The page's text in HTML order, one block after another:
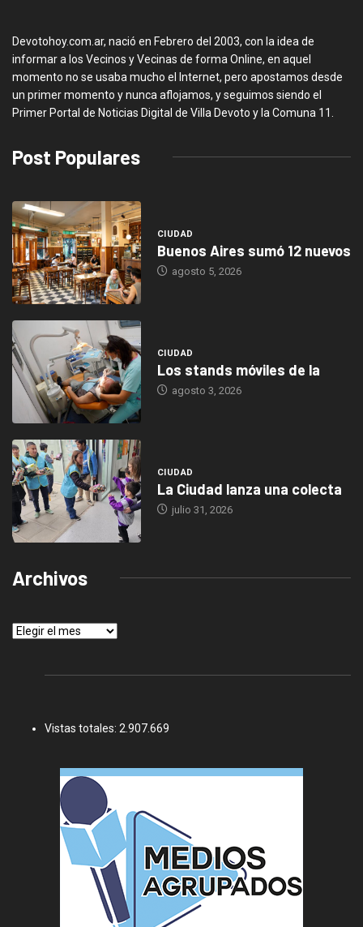
Devotohoy.com.ar, nació en Febrero del 2003, con la idea de
informar a los Vecinos y Vecinas de forma Online, en aquel
momento no se usaba mucho el Internet, pero apostamos desde
un primer momento y nunca aflojamos, y seguimos siendo el
Primer Portal de Noticias Digital de Villa Devoto y la Comuna 11.
Post Populares
CIUDAD
Buenos Aires sumó 12 nuevos
agosto 5, 2026
CIUDAD
Los stands móviles de la
agosto 3, 2026
CIUDAD
La Ciudad lanza una colecta
julio 31, 2026
Archivos
Archivos
Vistas totales: 2.907.669